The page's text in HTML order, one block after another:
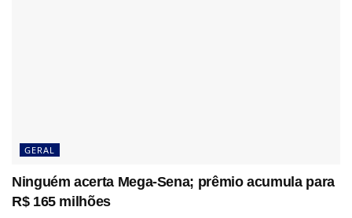
GERAL
Ninguém acerta Mega-Sena; prêmio acumula para
R$ 165 milhões